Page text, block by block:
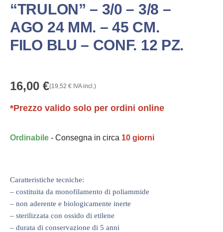
“TRULON” – 3/0 – 3/8 –
AGO 24 MM. – 45 CM.
FILO BLU – CONF. 12 PZ.
16,00 €(19,52 € IVA incl.)
*Prezzo valido solo per ordini online
Ordinabile - Consegna in circa 10 giorni
Caratteristiche tecniche:
– costituita da monofilamento di poliammide
– non aderente e biologicamente inerte
– sterilizzata con ossido di etilene
– durata di conservazione di 5 anni